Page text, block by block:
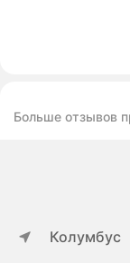
Больше отзывов
Колумбус